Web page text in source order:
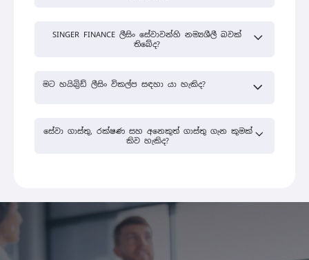
SINGER FINANCE ලීසිං සේවාවන්හි නම්‍යශීලී බවක්
තිබේද?
මට හයිබ්‍රිඩ් ලීසිං විකල්ප සඳහා යා හැකිද?
සේවා ගාස්තු, රක්ෂණ සහ අනෙකුත් ගාස්තු ගැන කුමක්
කිව හැකිද?